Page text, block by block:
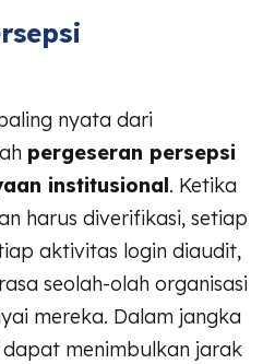
nyata dari
pergeseran persepsi
institusional. Ketika
harus diverifikasi, setiap
aktivitas login diaudit,
seolah-olah organisasi
mereka. Dalam jangka
menimbulkan jarak